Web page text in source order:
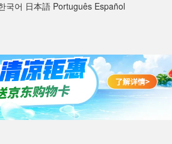
국어 日本語 Português Español